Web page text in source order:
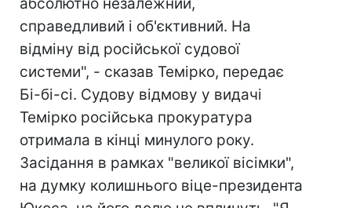
справедливий і об'єктивний. На
відміну від російської судової
системи", - сказав Темірко, передає
Бі-бі-сі. Судову відмову у видачі
Темірко російська прокуратура
отримала в кінці минулого року.
Засідання в рамках "великої вісімки",
на думку колишнього віце-президента